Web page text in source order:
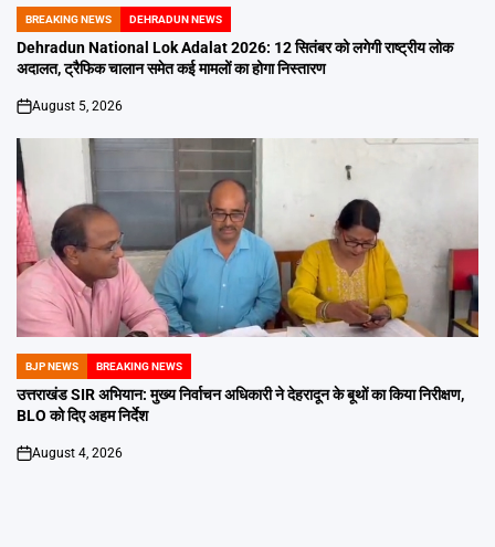
POSTED
IN
BREAKING NEWS DEHRADUN NEWS
Dehradun National Lok Adalat 2026: 12 सितंबर को लगेगी राष्ट्रीय लोक
अदालत, ट्रैफिक चालान समेत कई मामलों का होगा निस्तारण
on
August 5, 2026
POSTED
IN
BJP NEWS BREAKING NEWS
उत्तराखंड SIR अभियान: मुख्य निर्वाचन अधिकारी ने देहरादून के बूथों का किया निरीक्षण,
BLO को दिए अहम निर्देश
on
August 4, 2026